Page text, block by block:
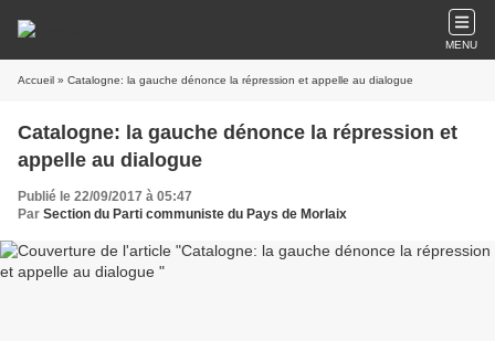
MENU
Accueil » Catalogne: la gauche dénonce la répression et appelle au dialogue
Catalogne: la gauche dénonce la répression et
appelle au dialogue
Publié le 22/09/2017 à 05:47
Par Section du Parti communiste du Pays de Morlaix